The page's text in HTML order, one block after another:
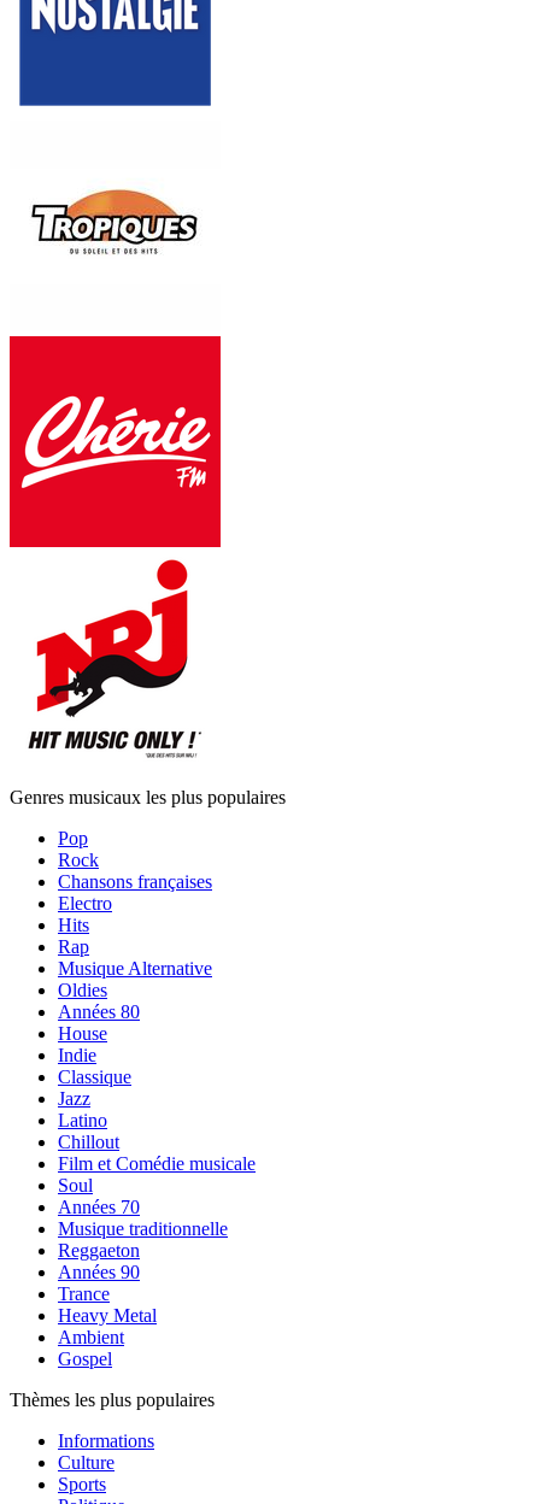
Genres musicaux les plus populaires
Pop
Rock
Chansons françaises
Electro
Hits
Rap
Musique Alternative
Oldies
Années 80
House
Indie
Classique
Jazz
Latino
Chillout
Film et Comédie musicale
Soul
Années 70
Musique traditionnelle
Reggaeton
Années 90
Trance
Heavy Metal
Ambient
Gospel
Thèmes les plus populaires
Informations
Culture
Sports